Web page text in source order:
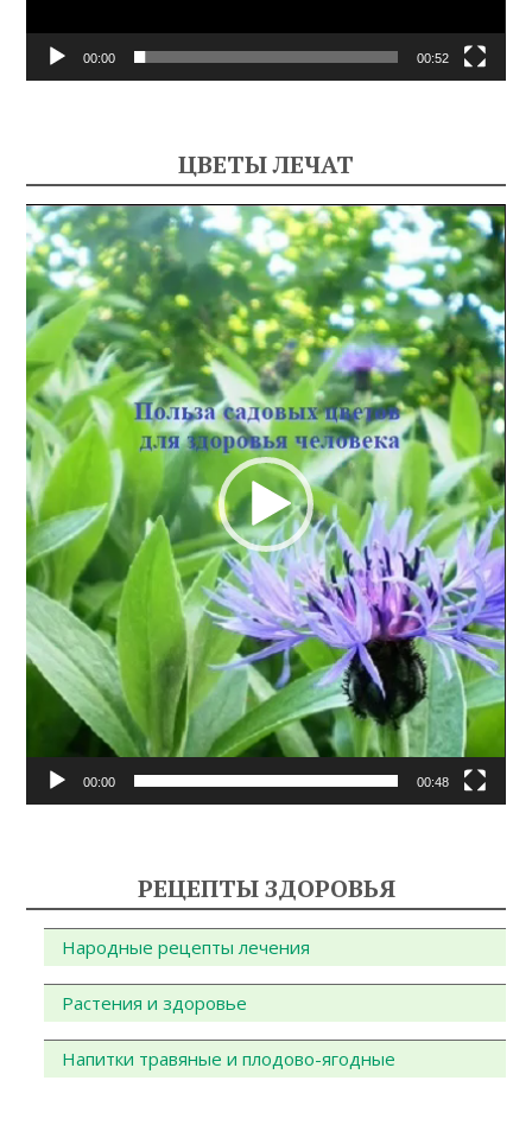
00:00 00:52
ЦВЕТЫ ЛЕЧАТ
Видеоплеер
00:00 00:48
РЕЦЕПТЫ ЗДОРОВЬЯ
Народные рецепты лечения
Растения и здоровье
Напитки травяные и плодово-ягодные